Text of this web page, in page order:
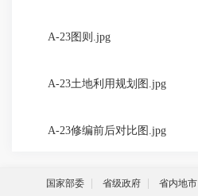
A-23图则.jpg
A-23土地利用规划图.jpg
A-23修编前后对比图.jpg
国家部委 省级政府 省内地市